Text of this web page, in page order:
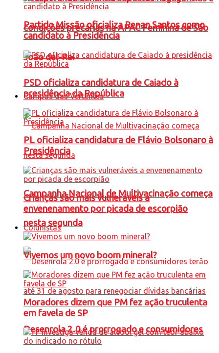
condições precárias na APAC Feminina de São
João del-Rei
Campos das Vertentes
Campanha Nacional de Multivacinação começa
nesta segunda
Desenrola 2.0 é prorrogado e consumidores
Partido Missão oficializa Renan Santos como
candidato à Presidência
PSD oficializa candidatura de Caiado à
presidência da República
PL oficializa candidatura de Flávio Bolsonaro à
Presidência
Crianças são mais vulneráveis a
envenenamento por picada de escorpião
Colunistas
Vivemos um novo boom mineral?
Moradores dizem que PM fez ação truculenta
em favela de SP